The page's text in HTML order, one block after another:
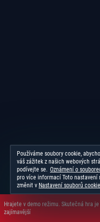
Hrajete v demo režimu. Skutečná hra
zajímavější
Používáme soubory cookie,
váš zážitek z našich webových
podívejte se. Oznámení o
pro více informací Toto nastavení
změnit v Nastavení souborů cookie